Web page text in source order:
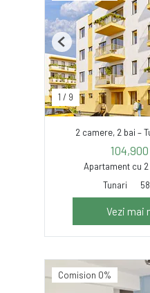
1 / 9
Previous
2 camere, 2 bai –
Apartament cu
Tunari
Vezi mai
Comision 0%